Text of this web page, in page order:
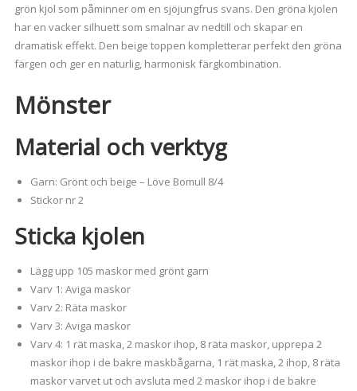
grön kjol som påminner om en sjöjungfrus svans. Den gröna kjolen
har en vacker silhuett som smalnar av nedtill och skapar en
dramatisk effekt. Den beige toppen kompletterar perfekt den gröna
färgen och ger en naturlig, harmonisk färgkombination.
Mönster
Material och verktyg
Garn: Grönt och beige – Löve Bomull 8/4
Stickor nr 2
Sticka kjolen
Lägg upp 105 maskor med grönt garn
Varv 1: Aviga maskor
Varv 2: Räta maskor
Varv 3: Aviga maskor
Varv 4: 1 rät maska, 2 maskor ihop, 8 räta maskor, upprepa 2
maskor ihop i de bakre maskbågarna, 1 rät maska, 2 ihop, 8 räta
maskor varvet ut och avsluta med 2 maskor ihop i de bakre